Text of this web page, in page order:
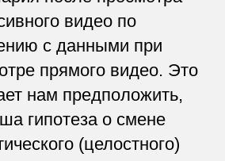
видео по
с данными при
прямого видео. Это
нам предположить,
гипотеза о смене
(целостного)